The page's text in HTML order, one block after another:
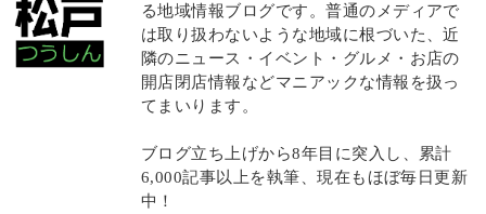
る地域情報ブログです。普通のメディアで
は取り扱わないような地域に根づいた、近
隣のニュース・イベント・グルメ・お店の
開店閉店情報などマニアックな情報を扱っ
てまいります。
ブログ立ち上げから8年目に突入し、累計
6,000記事以上を執筆、現在もほぼ毎日更新
中！